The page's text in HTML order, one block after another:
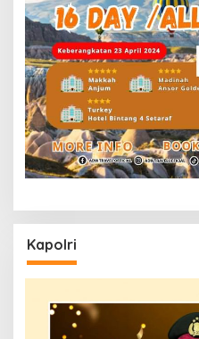
Kapolri